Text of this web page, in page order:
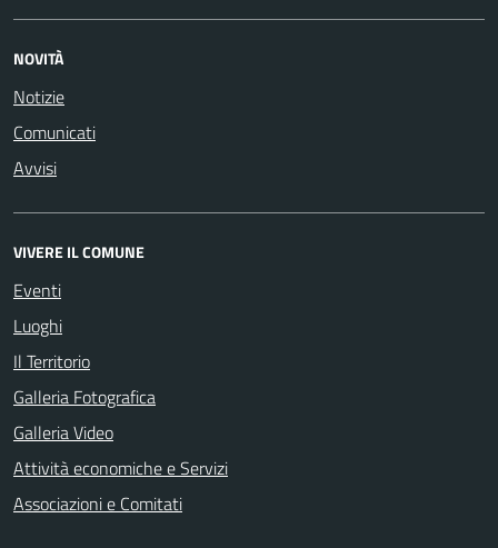
NOVITÀ
Notizie
Comunicati
Avvisi
VIVERE IL COMUNE
Eventi
Luoghi
Il Territorio
Galleria Fotografica
Galleria Video
Attività economiche e Servizi
Associazioni e Comitati